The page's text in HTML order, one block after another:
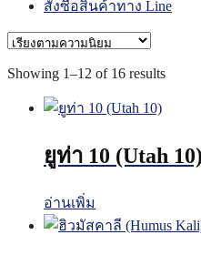
สั่งซื้อสินค้าทาง Line
Showing 1–12 of 16 resultsSorted
ยูท่า 10 (Utah 10)
อ่านเพิ่ม